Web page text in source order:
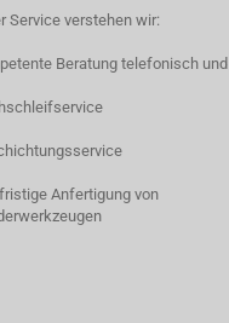
Service verstehen wir:
Beratung telefonisch und
Anfertigung von